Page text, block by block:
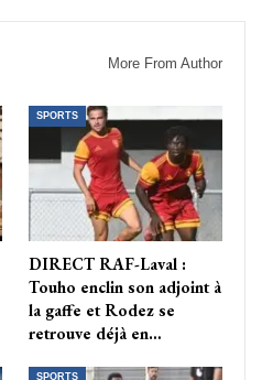
More From Author
SPORTS
DIRECT RAF-Laval :
Touho enclin son adjoint à
la gaffe et Rodez se
retrouve déjà en…
SPORTS